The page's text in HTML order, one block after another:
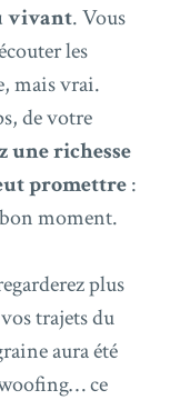
vivant. Vous
les
mais vrai.
de votre
une richesse
promettre:
bon moment.
plus
trajets du
aura été
ce